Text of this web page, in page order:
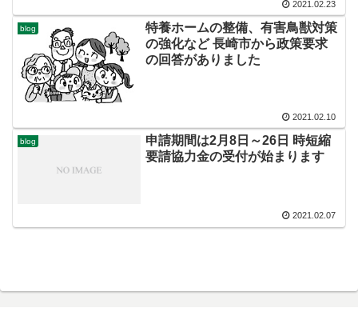
2021.02.23
blog
特養ホームの整備、有害鳥獣対策
の強化など 長崎市から政策要求
の回答がありました
2021.02.10
blog
申請期間は2月8日～26日 時短縮
要請協力金の受付が始まります
2021.02.07